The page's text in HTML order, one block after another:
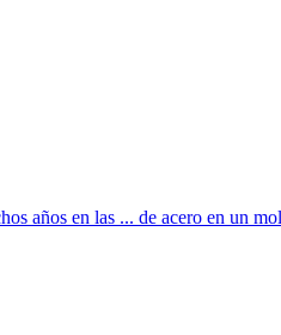
años en las ... de acero en un